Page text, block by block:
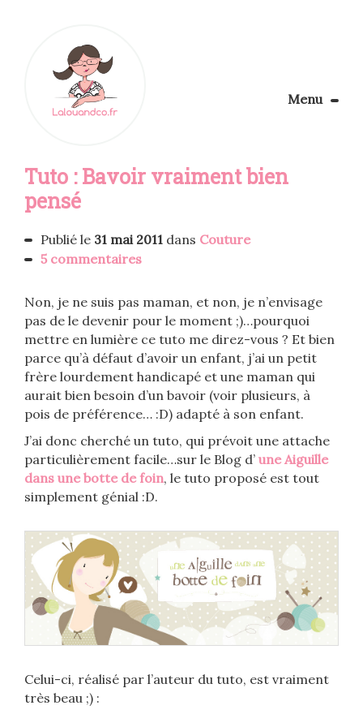
Menu
Apprendre la couture
Tuto : Bavoir vraiment bien
pensé
Publié le 31 mai 2011 dans Couture
5 commentaires
Non, je ne suis pas maman, et non, je n’envisage
pas de le devenir pour le moment ;)…pourquoi
mettre en lumière ce tuto me direz-vous ? Et bien
parce qu’à défaut d’avoir un enfant, j’ai un petit
frère lourdement handicapé et une maman qui
aurait bien besoin d’un bavoir (voir plusieurs, à
pois de préférence… :D) adapté à son enfant.
J’ai donc cherché un tuto, qui prévoit une attache
particulièrement facile…sur le Blog d’ une Aiguille
dans une botte de foin, le tuto proposé est tout
simplement génial :D.
Celui-ci, réalisé par l’auteur du tuto, est vraiment
très beau ;) :